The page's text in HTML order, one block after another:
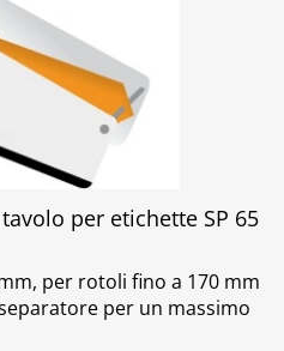
per etichette SP 65
per rotoli fino a 170 mm
per un massimo